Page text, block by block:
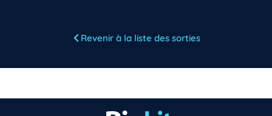
Revenir à la liste des sorties